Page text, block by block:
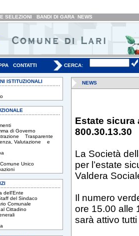
SELEZIONI BANDI DI GARA NEWS
CONTATTI CERCA:
ISTITUZIONALI
di Governo
Trasparente
Valutazione e
Unico
dell'Ente
del Sindaco
Comunale
Cittadino
NEWS
Estate sicura
800.30.13.30
La Società
per l’estate
Valdera
Il numero
ore 15.00 alle
sarà attivo